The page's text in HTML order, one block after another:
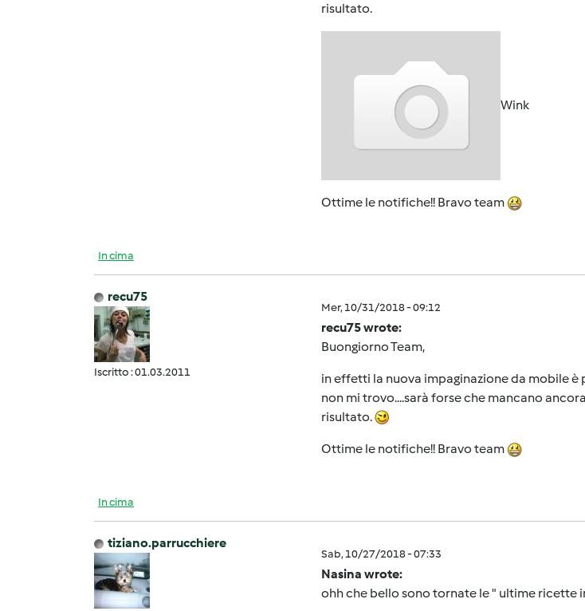
risultato.
Wink
Ottime le notifiche!! Bravo team
In cima
recu75
Iscritto : 01.03.2011
Mer, 10/31/2018 - 09:12
recu75 wrote:
Buongiorno Team,
in effetti la nuova impaginazione da mobile
non mi trovo....sarà forse che mancano
risultato.
Ottime le notifiche!! Bravo team
In cima
tiziano.parrucchiere
Sab, 10/27/2018 - 07:33
Nasina wrote:
ohh che bello sono tornate le " ultime ricette